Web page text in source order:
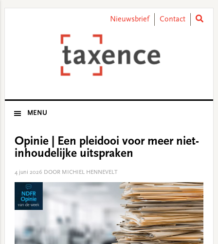
Nieuwsbrief Contact
MENU
Opinie | Een pleidooi voor meer niet-
inhoudelijke uitspraken
4 juni 2026 DOOR MICHIEL HENNEVELT